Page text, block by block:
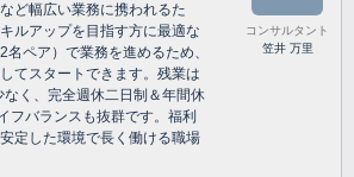
ど幅広い業務に携われるた
ルアップを目指す方に最適な
ペア）で業務を進めるため、
てスタートできます。残業は
く、完全週休二日制＆年間休
フバランスも抜群です。福利
定した環境で長く働ける職場
コンサルタント
笠井 万里